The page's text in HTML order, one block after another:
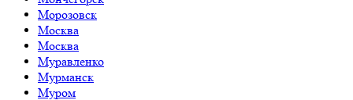
Морозовск
Москва
Москва
Муравленко
Мурманск
Муром